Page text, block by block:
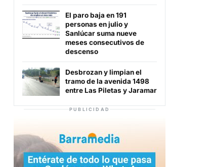
El paro baja en 191
personas en julio y
Sanlúcar suma nueve
meses consecutivos de
descenso
Desbrozan y limpian el
tramo de la avenida 1498
entre Las Piletas y Jaramar
PUBLICIDAD